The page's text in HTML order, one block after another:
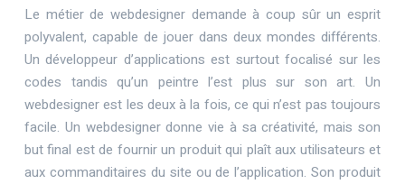
Le métier de webdesigner demande à coup sûr un esprit
polyvalent, capable de jouer dans deux mondes différents.
Un développeur d’applications est surtout focalisé sur les
codes tandis qu’un peintre l’est plus sur son art. Un
webdesigner est les deux à la fois, ce qui n’est pas toujours
facile. Un webdesigner donne vie à sa créativité, mais son
but final est de fournir un produit qui plaît aux utilisateurs et
aux commanditaires du site ou de l’application. Son produit